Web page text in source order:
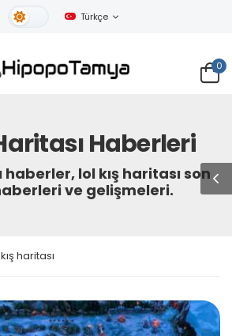
Gündüz Tema
Türkçe
0
Haberleri
haberler, lol kış haritası son
ve gelişmeleri.
haritası